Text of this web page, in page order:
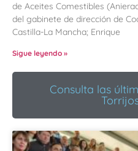
de Aceites Comestibles
del gabinete de dirección de
Castilla-La Mancha; Enrique
Sigue leyendo »
Consulta las